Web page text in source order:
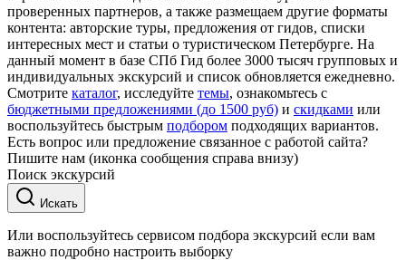
проверенных партнеров, а также размещаем другие форматы
контента: авторские туры, предложения от гидов, списки
интересных мест и статьи о туристическом Петербурге. На
данный момент в базе СПб Гид более 3000 тысяч групповых и
индивидуальных экскурсий и список обновляется ежедневно.
Смотрите каталог, исследуйте темы, ознакомьтесь с
бюджетными предложениями (до 1500 руб) и скидками или
воспользуйтесь быстрым подбором подходящих вариантов.
Есть вопрос или предложение связанное с работой сайта?
Пишите нам (иконка сообщения справа внизу)
Поиск экскурсий
Искать
Или воспользуйтесь сервисом подбора экскурсий если вам
важно подробно настроить выборку